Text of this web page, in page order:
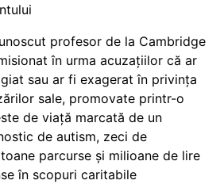
profesor de la Cambridge
în urma acuzațiilor că ar
sau ar fi exagerat în privința
sale, promovate printr-o
de viață marcată de un
de autism, zeci de
parcurse și milioane de lire
în scopuri caritabile